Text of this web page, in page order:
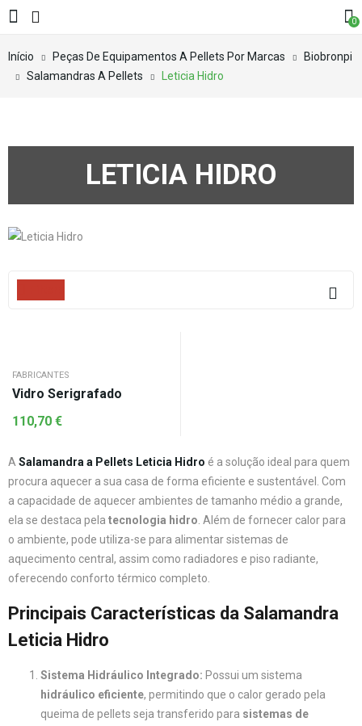
0
Início Peças De Equipamentos A Pellets Por Marcas
Biobronpi
Salamandras A Pellets
Leticia Hidro
LETICIA HIDRO
FABRICANTES
Vidro Serigrafado
110,70 €
ASalamandra a Pellets Leticia Hidro é a solução ideal para quem
procura aquecer a sua casa de forma eficiente e sustentável. Com
a capacidade de aquecer ambientes de tamanho médio a grande,
ela se destaca pela tecnologia hidro. Além de fornecer calor para
o ambiente, pode utiliza-se para alimentar sistemas de
aquecimento central, assim como radiadores e piso radiante,
oferecendo conforto térmico completo.
Principais Características da Salamandra
Leticia Hidro
Sistema Hidráulico Integrado: Possui um sistema
hidráulico eficiente, permitindo que o calor gerado pela
queima de pellets seja transferido para sistemas de